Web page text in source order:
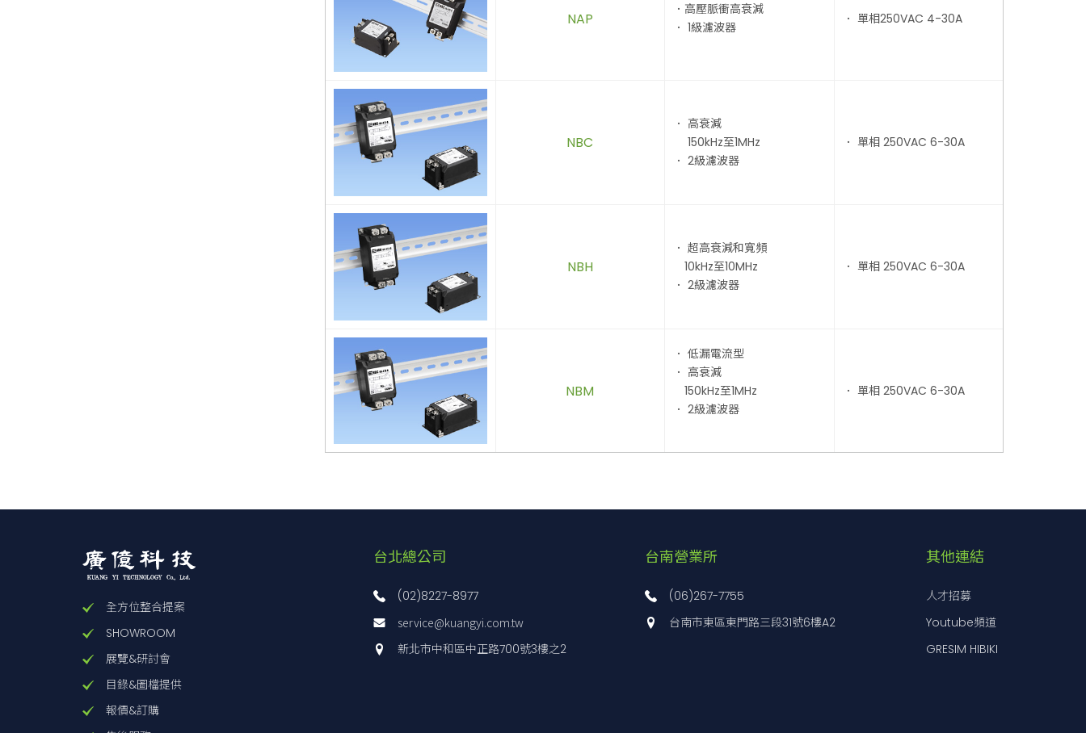
NAP
．高壓脈衝高衰減
． 1級濾波器
． 單相250VAC 4-30A
NBC
． 高衰減
150kHz至1MHz
． 2級濾波器
． 單相 250VAC 6-30A
NBH
． 超高衰減和寬頻
10kHz至10MHz
． 2級濾波器
． 單相 250VAC 6-30A
NBM
． 低漏電流型
． 高衰減
150kHz至1MHz
． 2級濾波器
． 單相 250VAC 6-30A
全方位整合提案
SHOWROOM
展覽&研討會
目錄&圖檔提供
報價&訂購
台北總公司
(02)8227-8977
service@kuangyi.com.tw
新北市中和區中正路700號3樓之2
台南營業所
(06)267-7755
台南市東區東門路三段31號6樓A2
其他連結
人才招募
Youtube頻道
GRESIM HIBIKI